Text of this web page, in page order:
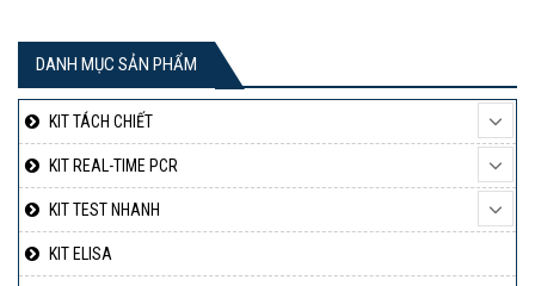
DANH MỤC SẢN PHẨM
KIT TÁCH CHIẾT
KIT REAL-TIME PCR
KIT TEST NHANH
KIT ELISA